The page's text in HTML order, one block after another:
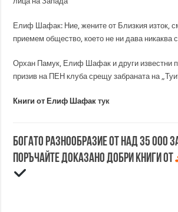
Елиф Шафак: Ние, жените от Близкия изток,
приемем общество, което не ни дава никаква
Орхан Памук, Елиф Шафак и други известни
призив на ПЕН клуба срещу забраната на
Книги от Елиф Шафактук
Богато разнообразие от над 35 000
Поръчайте доказано добри книги от